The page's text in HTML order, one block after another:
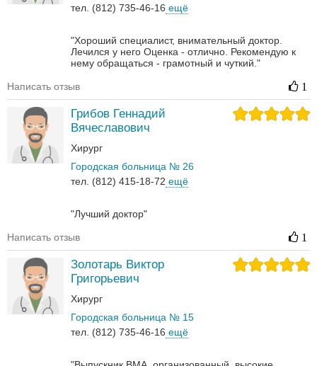
тел. (812) 735-46-16 ещё
"Хороший специалист, внимательный доктор.
Лечился у него Оценка - отлично. Рекомендую к
нему обращаться - грамотный и чуткий."
Написать отзыв 1
Грибов Геннадий
Вячеславович
Хирург
Городская больница № 26
тел. (812) 415-18-72 ещё
"Лучший доктор"
Написать отзыв 1
Золотарь Виктор
Григорьевич
Хирург
Городская больница № 15
тел. (812) 735-46-16 ещё